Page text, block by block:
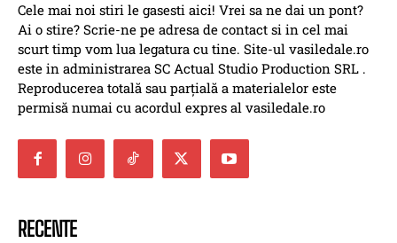
Cele mai noi stiri le gasesti aici! Vrei sa ne dai un pont?
Ai o stire? Scrie-ne pe adresa de contact si in cel mai
scurt timp vom lua legatura cu tine. Site-ul vasiledale.ro
este in administrarea SC Actual Studio Production SRL .
Reproducerea totală sau parțială a materialelor este
permisă numai cu acordul expres al vasiledale.ro
RECENTE